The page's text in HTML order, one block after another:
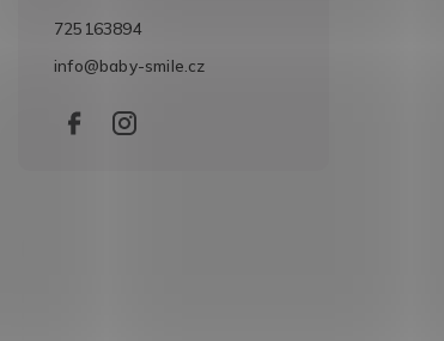
info@baby-smile.cz
725163894